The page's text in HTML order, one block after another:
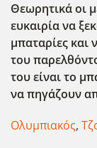
Θεωρητικά οι
ευκαιρία να
μπαταρίες και
του
του είναι το
να πηγάζουν
Ολυμπιακός,